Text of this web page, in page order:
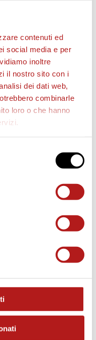
contenuti ed
social media e per
inoltre
il nostro sito con i
dei dati web,
combinarle
loro o che hanno
assist di Branca.